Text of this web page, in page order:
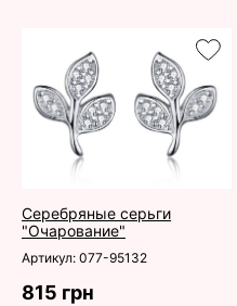
Серебряные серьги
"Очарование"
Артикул: 077-95132
815 грн